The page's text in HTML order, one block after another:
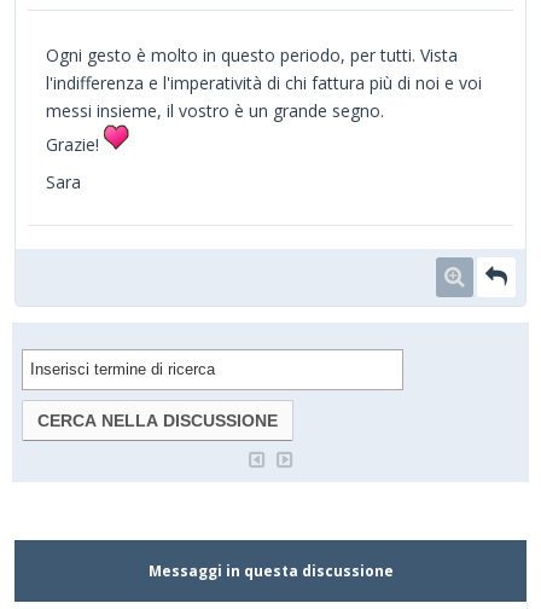
Ogni gesto è molto in questo periodo, per tutti. Vista
l'indifferenza e l'imperatività di chi fattura più di noi e voi
messi insieme, il vostro è un grande segno.
Grazie!
Sara
Messaggi in questa discussione